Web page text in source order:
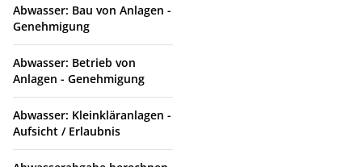
Abwasser: Bau von Anlagen -
Genehmigung
Abwasser: Betrieb von
Anlagen - Genehmigung
Abwasser: Kleinkläranlagen -
Aufsicht / Erlaubnis